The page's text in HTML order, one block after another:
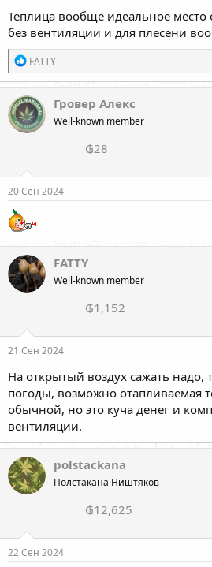
Теплица вообще идеальное место
без вентиляции и для плесени
Р
е
а
к
ц
и
и
FATTY
Гровер Алекс
Well-known member
₲28
20 Сен 2024
FATTY
Well-known member
₲1,152
21 Сен 2024
На открытый воздух сажать надо,
погоды, возможно отапливаемая
обычной, но это куча денег и
вентиляции.
polstackana
Полстакана Ништяков
₲12,625
22 Сен 2024